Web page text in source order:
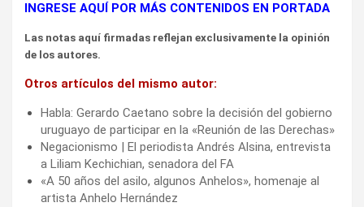
INGRESE AQUÍ POR MÁS CONTENIDOS EN PORTADA
Las notas aquí firmadas reflejan exclusivamente la opinión
de los autores.
Otros artículos del mismo autor:
Habla: Gerardo Caetano sobre la decisión del gobierno
uruguayo de participar en la «Reunión de las Derechas»
Negacionismo | El periodista Andrés Alsina, entrevista
a Liliam Kechichian, senadora del FA
«A 50 años del asilo, algunos Anhelos», homenaje al
artista Anhelo Hernández